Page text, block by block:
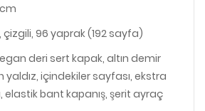
cm
çizgili, 96 yaprak (192 sayfa)
deri sert kapak, altın demir
yaldız, içindekiler sayfası, ekstra
elastik bant kapanış, şerit ayraç